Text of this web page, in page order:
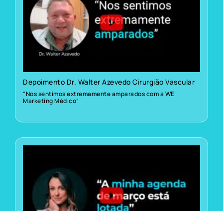
Depoimento Dr. Walter Azevedo Cirurgião Vascular
“Nos sentimos extremamente amparados com a WE
Marketing Médico”